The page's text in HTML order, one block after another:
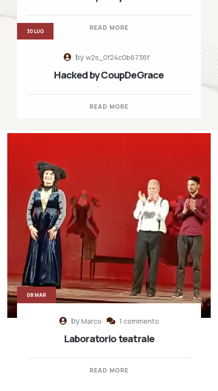
READ MORE
byw2s_0f24c0b6736f
Hacked by CoupDeGrace
READ MORE
30 LUG
byMarco 1 commento
Laboratorio teatrale
READ MORE
08 MAR